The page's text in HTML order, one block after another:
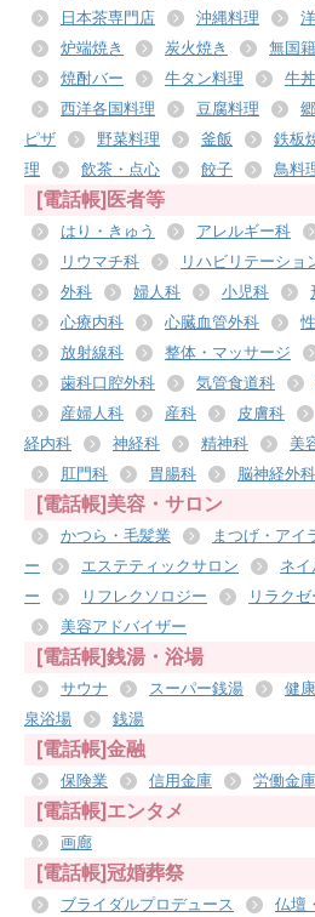
日本茶専門店
沖縄料理
炉端焼き
炭火焼き 無国
焼酎バー
牛タン料理 牛
西洋各国料理
豆腐料理
ピザ
野菜料理 釜飯 鉄板
理
飲茶・点心 餃子 鳥料
[電話帳]医者等
はり・きゅう アレルギー科
リウマチ科
リハビリテーショ
外科
婦人科 小児科
心療内科
心臓血管外科
放射線科
整体・マッサージ
歯科口腔外科
気管食道科
産婦人科
産科 皮膚科
経内科
神経科 精神科 美
肛門科
胃腸科 脳神経外科
[電話帳]美容・サロン
かつら・毛髪業 まつげ・アイ
ー
エステティックサロン ネ
ー
リフレクソロジー リラク
美容アドバイザー
[電話帳]銭湯・浴場
サウナ スーパー銭湯 健
泉浴場
銭湯
[電話帳]金融
保険業 信用金庫 労働金庫
[電話帳]エンタメ
画廊
[電話帳]冠婚葬祭
ブライダルプロデュース 仏壇